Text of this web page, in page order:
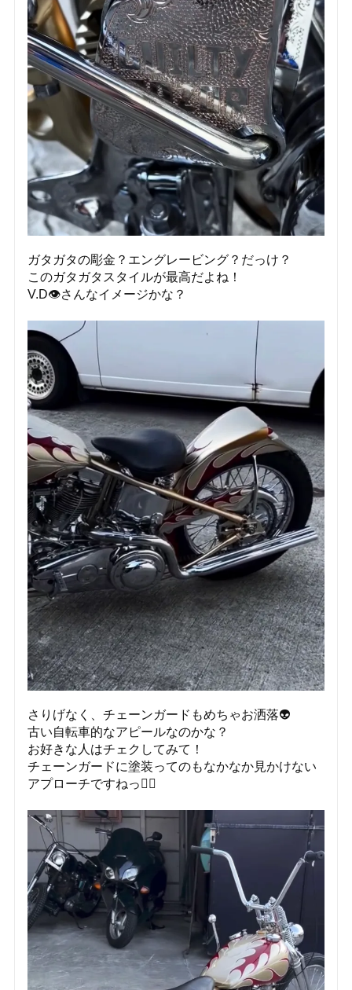
ガタガタの彫金？エングレービング？だっけ？
このガタガタスタイルが最高だよね！
V.D👁️さんなイメージかな？
さりげなく、チェーンガードもめちゃお洒落👽
古い自転車的なアピールなのかな？
お好きな人はチェクしてみて！
チェーンガードに塗装ってのもなかなか見かけない
アプローチですねっ❤️‍🔥